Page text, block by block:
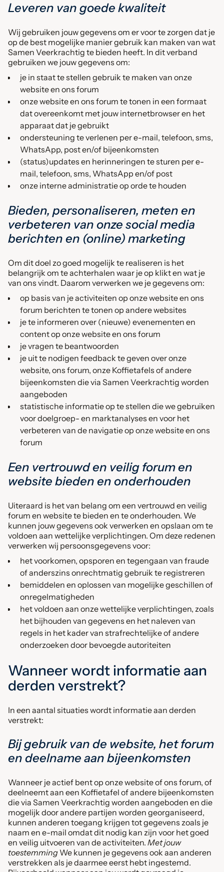
Leveren van goede kwaliteit
Wij gebruiken jouw gegevens om er voor te zorgen dat je
op de best mogelijke manier gebruik kan maken van wat
Samen Veerkrachtig te bieden heeft. In dit verband
gebruiken we jouw gegevens om:
je in staat te stellen gebruik te maken van onze
website en ons forum
onze website en ons forum te tonen in een formaat
dat overeenkomt met jouw internetbrowser en het
apparaat dat je gebruikt
ondersteuning te verlenen per e-mail, telefoon, sms,
WhatsApp, post en/of bijeenkomsten
(status)updates en herinneringen te sturen per e-
mail, telefoon, sms, WhatsApp en/of post
onze interne administratie op orde te houden
Bieden, personaliseren, meten en
verbeteren van onze social media
berichten en (online) marketing
Om dit doel zo goed mogelijk te realiseren is het
belangrijk om te achterhalen waar je op klikt en wat je
van ons vindt. Daarom verwerken we je gegevens om:
op basis van je activiteiten op onze website en ons
forum berichten te tonen op andere websites
je te informeren over (nieuwe) evenementen en
content op onze website en ons forum
je vragen te beantwoorden
je uit te nodigen feedback te geven over onze
website, ons forum, onze Koffietafels of andere
bijeenkomsten die via Samen Veerkrachtig worden
aangeboden
statistische informatie op te stellen die we gebruiken
voor doelgroep- en marktanalyses en voor het
verbeteren van de navigatie op onze website en ons
forum
Een vertrouwd en veilig forum en
website bieden en onderhouden
Uiteraard is het van belang om een vertrouwd en veilig
forum en website te bieden en te onderhouden. We
kunnen jouw gegevens ook verwerken en opslaan om te
voldoen aan wettelijke verplichtingen. Om deze redenen
verwerken wij persoonsgegevens voor:
het voorkomen, opsporen en tegengaan van fraude
of anderszins onrechtmatig gebruik te registreren
bemiddelen en oplossen van mogelijke geschillen of
onregelmatigheden
het voldoen aan onze wettelijke verplichtingen, zoals
het bijhouden van gegevens en het naleven van
regels in het kader van strafrechtelijke of andere
onderzoeken door bevoegde autoriteiten
Wanneer wordt informatie aan
derden verstrekt?
In een aantal situaties wordt informatie aan derden
verstrekt:
Bij gebruik van de website, het forum
en deelname aan bijeenkomsten
Wanneer je actief bent op onze website of ons forum, of
deelneemt aan een Koffietafel of andere bijeenkomsten
die via Samen Veerkrachtig worden aangeboden en die
mogelijk door andere partijen worden georganiseerd,
kunnen anderen toegang krijgen tot gegevens zoals je
naam en e-mail omdat dit nodig kan zijn voor het goed
en veilig uitvoeren van de activiteiten. Met jouw
toestemming We kunnen je gegevens ook aan anderen
verstrekken als je daarmee eerst hebt ingestemd.